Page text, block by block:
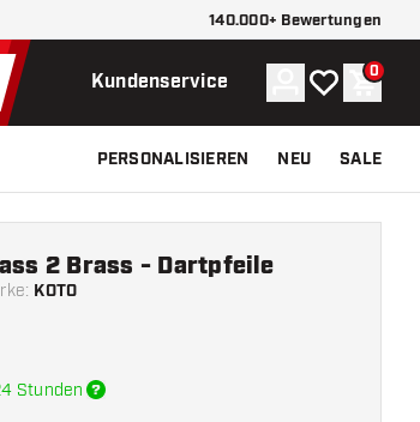
140.000+ Bewertungen
Kundenservice Konto
Meine 0
PERSONALISIEREN NEU SALE
: KOTO
2 Brass - Dartpfeile
Stunden